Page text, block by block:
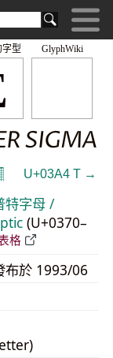
GlyphWiki
型
SIGMA
U+03A4 Τ →
特字母 /
(U+0370–
格
於 1993/06